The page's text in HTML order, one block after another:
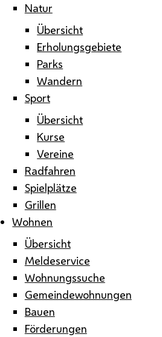
Natur
Übersicht
Erholungsgebiete
Parks
Wandern
Sport
Übersicht
Kurse
Vereine
Radfahren
Spielplätze
Grillen
Wohnen
Übersicht
Meldeservice
Wohnungssuche
Gemeindewohnungen
Bauen
Förderungen